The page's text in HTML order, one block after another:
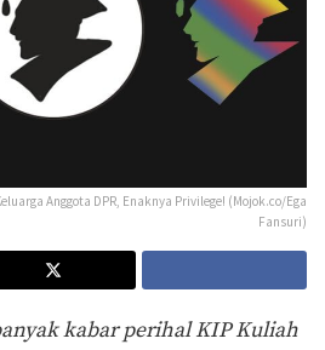
Anggota DPR, Enaknya Privilege! (Mojok.co/Ega
Fansuri)
kabar perihal KIP Kuliah